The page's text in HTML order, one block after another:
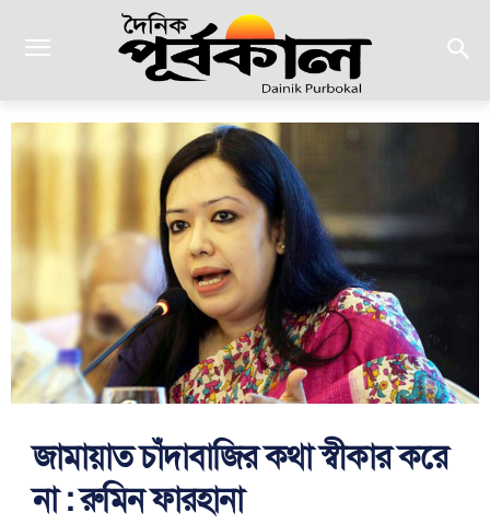
জামায়াত চাঁদাবাজির কথা স্বীকার করে
না : রুমিন ফারহানা